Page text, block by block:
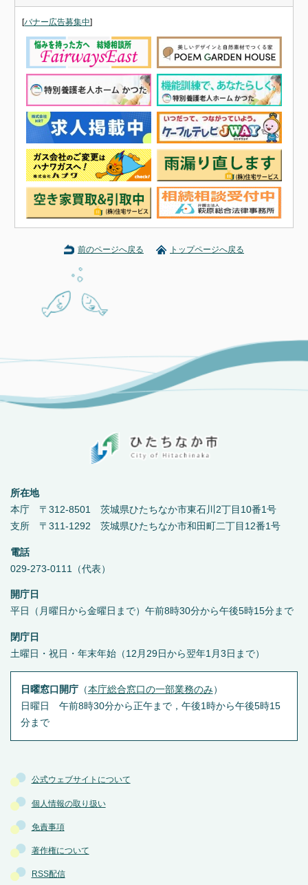
[バナー広告募集中]
前のページへ戻る トップページへ戻る
公式ウェブサイトについて
個人情報の取り扱い
免責事項
著作権について
RSS配信
所在地
本庁 〒312-8501 茨城県ひたちなか市東石川2丁目10番1号
支所 〒311-1292 茨城県ひたちなか市和田町二丁目12番1号
電話
029-273-0111（代表）
開庁日
平日（月曜日から金曜日まで）午前8時30分から午後5時15分まで
閉庁日
土曜日・祝日・年末年始（12月29日から翌年1月3日まで）
日曜窓口開庁（本庁総合窓口の一部業務のみ ）
日曜日 午前8時30分から正午まで，午後1時から午後5時15
分まで